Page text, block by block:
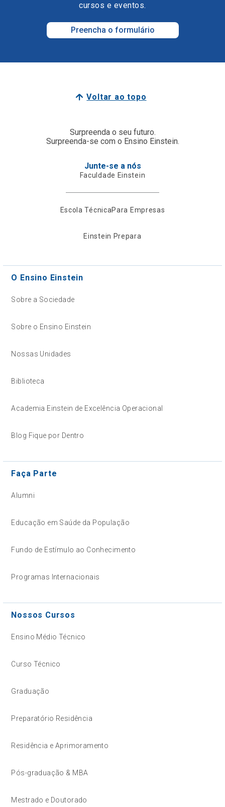
cursos e eventos.
Preencha o formulário
Voltar ao topo
Surpreenda o seu futuro.
Surpreenda-se com o Ensino Einstein.
Junte-se a nós
Faculdade Einstein
Escola TécnicaPara Empresas
Einstein Prepara
O Ensino Einstein
Sobre a Sociedade
Sobre o Ensino Einstein
Nossas Unidades
Biblioteca
Academia Einstein de Excelência Operacional
Blog Fique por Dentro
Faça Parte
Alumni
Educação em Saúde da População
Fundo de Estímulo ao Conhecimento
Programas Internacionais
Nossos Cursos
Ensino Médio Técnico
Curso Técnico
Graduação
Preparatório Residência
Residência e Aprimoramento
Pós-graduação & MBA
Mestrado e Doutorado